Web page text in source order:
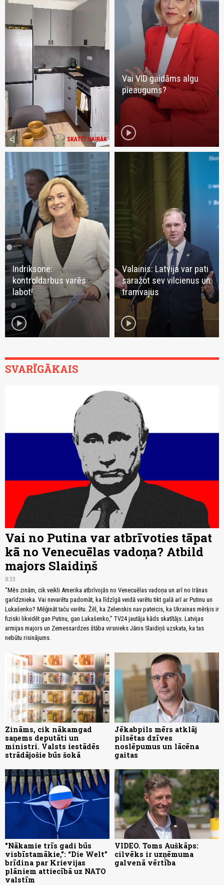
SKATĪT VAIRĀK
volume_mute
Vai VID gaidāms algu
pieaugums?
play_circle
Indriksone:
kontroldarbus varēs
labot!
play_circle
Valainis: Latvija var pati
saražot sev vilcienus un
tramvajus
play_circle
SVARĪGĀKAIS
Vai no Putina var atbrīvoties tāpat
kā no Venecuēlas vadoņa? Atbild
majors Slaidiņš
8:33
“Mēs zinām, cik veikli Amerika atbrīvojās no Venecuēlas vadoņa un arī no Irānas
garīdznieka. Vai nevarētu padomāt, ka līdzīgā veidā varētu tikt galā arī ar Putinu un
Lukašenko? Mēģināt taču varētu. Žēl, ka Zelenskis nav pateicis, ka Ukrainas mērķis ir
fiziski likvidēt gan Putinu, gan Lukašenko,” TV24 jautāja kāds skatītājs. Latvijas
armijas majors un Zemessardzes štāba virsnieks Jānis Slaidiņš uzskata, ka tas
nebūtu risinājums.
Zināms, cik nākamgad
saņems deputāti un
ministri. Valsts iestādēs
strādājošie būs šokā
Jēkabpils mērs atklāj
pilsētas dzīves
noslēpumus un lācēna
gaitas
"Nākamie trīs gadi būs
visbīstamākie,": “Die Welt”
brīdina par Krievijas
plāniem attiecībā uz NATO
valstīm
VIDEO. Toms Auškāps:
cilvēks ir uzņēmuma
galvenā vērtība